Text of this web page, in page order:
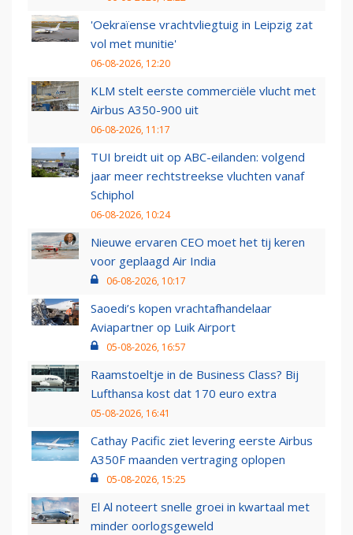
'Oekraïense vrachtvliegtuig in Leipzig zat
vol met munitie'
06-08-2026, 12:20
KLM stelt eerste commerciële vlucht met
Airbus A350-900 uit
06-08-2026, 11:17
TUI breidt uit op ABC-eilanden: volgend
jaar meer rechtstreekse vluchten vanaf
Schiphol
06-08-2026, 10:24
Nieuwe ervaren CEO moet het tij keren
voor geplaagd Air India
06-08-2026, 10:17
Saoedi’s kopen vrachtafhandelaar
Aviapartner op Luik Airport
05-08-2026, 16:57
Raamstoeltje in de Business Class? Bij
Lufthansa kost dat 170 euro extra
05-08-2026, 16:41
Cathay Pacific ziet levering eerste Airbus
A350F maanden vertraging oplopen
05-08-2026, 15:25
El Al noteert snelle groei in kwartaal met
minder oorlogsgeweld